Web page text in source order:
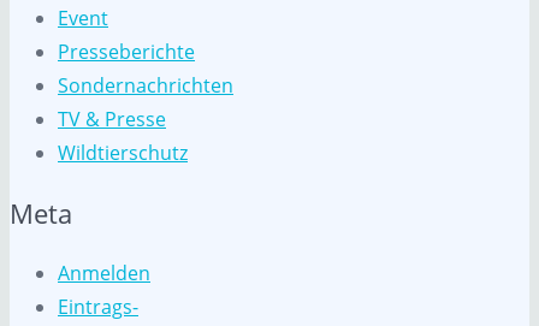
Event
Presseberichte
Sondernachrichten
TV & Presse
Wildtierschutz
Meta
Anmelden
Eintrags-